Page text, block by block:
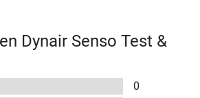
Dynair Senso Test &
0